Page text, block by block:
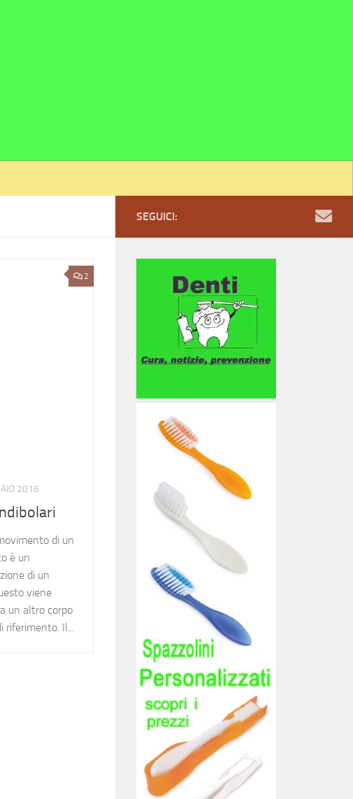
2
2016
di un
è un
di un
viene
un altro corpo
Il...
SEGUICI: